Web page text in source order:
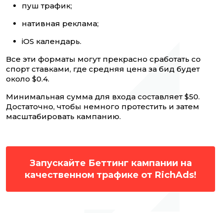
пуш трафик;
нативная реклама;
iOS календарь.
Все эти форматы могут прекрасно сработать со
спорт ставками, где средняя цена за бид будет
около $0.4.
Минимальная сумма для входа составляет $50.
Достаточно, чтобы немного протестить и затем
масштабировать кампанию.
Запускайте Беттинг кампании на
качественном трафике от RichAds!